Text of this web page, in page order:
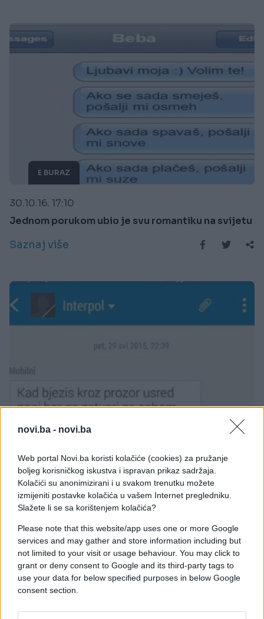
novi.ba - novi.ba
Web portal Novi.ba koristi kolačiće (cookies) za pružanje
boljeg korisničkog iskustva i ispravan prikaz sadržaja.
Kolačići su anonimizirani i u svakom trenutku možete
izmijeniti postavke kolačića u vašem Internet pregledniku.
Slažete li se sa korištenjem kolačića?
Please note that this website/app uses one or more Google
services and may gather and store information including but
not limited to your visit or usage behaviour. You may click to
grant or deny consent to Google and its third-party tags to
use your data for below specified purposes in below Google
consent section.
E BURAZ
30.10.16. 17:10
Jednom porukom ubio je svu romantiku na svijetu
Saznaj više
E BURAZ
30.10.16. 09:51
Kad bježite, barem mislite na starce malo
Saznaj više